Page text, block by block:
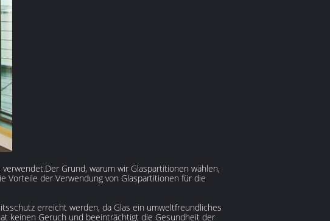
Grund, warum wir Glaspartitionen wählen,
Vorteile der Verwendung von Glaspartitionen für die
erreicht werden, da Glas ein umweltfreundliches
keinen Geruch und beeinträchtigt die Gesundheit der